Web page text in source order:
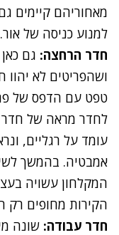
מאחוריהם קיימים
למנוע כניסה של אור.
חדר הרחצה: גם
ושהפריטים לא
טפט עם הדפס של
לחדר מראה של חדר
עומד על רגליים,
אמבטיה. בהמשך
המקלחון עשויה
הקירות מחופים רק
חדר עבודה: שונה